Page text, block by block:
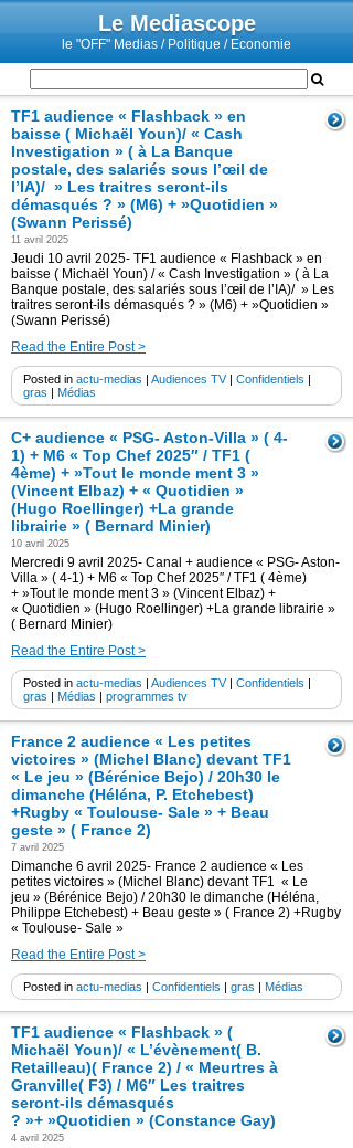
Le Mediascope
le "OFF" Medias / Politique / Economie
TF1 audience « Flashback » en
baisse ( Michaël Youn)/ « Cash
Investigation » ( à La Banque
postale, des salariés sous l’œil de
l’IA)/ » Les traitres seront-ils
démasqués ? » (M6) + »Quotidien »
(Swann Perissé)
11 avril 2025
Jeudi 10 avril 2025- TF1 audience « Flashback » en
baisse ( Michaël Youn) / « Cash Investigation » ( à La
Banque postale, des salariés sous l’œil de l’IA)/ » Les
traitres seront-ils démasqués ? » (M6) + »Quotidien »
(Swann Perissé)
Read the Entire Post >
Posted in actu-medias | Audiences TV| Confidentiels |
gras | Médias
C+ audience « PSG- Aston-Villa » ( 4-
1) + M6 « Top Chef 2025″ / TF1 (
4ème) + »Tout le monde ment 3 »
(Vincent Elbaz) + « Quotidien »
(Hugo Roellinger) +La grande
librairie » ( Bernard Minier)
10 avril 2025
Mercredi 9 avril 2025- Canal + audience « PSG- Aston-
Villa » ( 4-1) + M6 « Top Chef 2025″ / TF1 ( 4ème)
+ »Tout le monde ment 3 » (Vincent Elbaz) +
« Quotidien » (Hugo Roellinger) +La grande librairie »
( Bernard Minier)
Read the Entire Post >
Posted in actu-medias | Audiences TV| Confidentiels |
gras | Médias | programmes tv
France 2 audience « Les petites
victoires » (Michel Blanc) devant TF1
« Le jeu » (Bérénice Bejo) / 20h30 le
dimanche (Héléna, P. Etchebest)
+Rugby « Toulouse- Sale » + Beau
geste » ( France 2)
7 avril 2025
Dimanche 6 avril 2025- France 2 audience « Les
petites victoires » (Michel Blanc) devant TF1 « Le
jeu » (Bérénice Bejo) / 20h30 le dimanche (Héléna,
Philippe Etchebest) + Beau geste » ( France 2) +Rugby
« Toulouse- Sale »
Read the Entire Post >
Posted in actu-medias | Confidentiels | gras | Médias
TF1 audience « Flashback » (
Michaël Youn)/ « L’évènement( B.
Retailleau)( France 2) / « Meurtres à
Granville( F3) / M6″ Les traitres
seront-ils démasqués
? »+ »Quotidien » (Constance Gay)
4 avril 2025